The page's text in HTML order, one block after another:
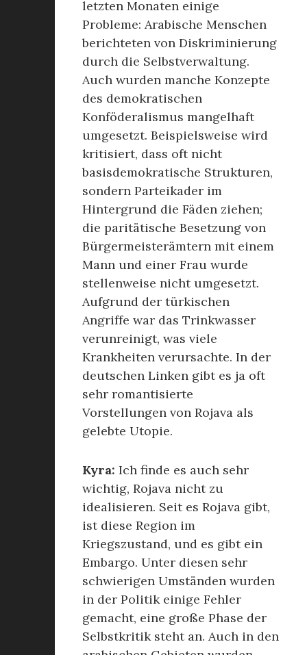
letzten Monaten einige
Probleme: Arabische Menschen
berichteten von Diskriminierung
durch die Selbstverwaltung.
Auch wurden manche Konzepte
des demokratischen
Konföderalismus mangelhaft
umgesetzt. Beispielsweise wird
kritisiert, dass oft nicht
basisdemokratische Strukturen,
sondern Parteikader im
Hintergrund die Fäden ziehen;
die paritätische Besetzung von
Bürgermeisterämtern mit einem
Mann und einer Frau wurde
stellenweise nicht umgesetzt.
Aufgrund der türkischen
Angriffe war das Trinkwasser
verunreinigt, was viele
Krankheiten verursachte. In der
deutschen Linken gibt es ja oft
sehr romantisierte
Vorstellungen von Rojava als
gelebte Utopie.
Kyra: Ich finde es auch sehr
wichtig, Rojava nicht zu
idealisieren. Seit es Rojava gibt,
ist diese Region im
Kriegszustand, und es gibt ein
Embargo. Unter diesen sehr
schwierigen Umständen wurden
in der Politik einige Fehler
gemacht, eine große Phase der
Selbstkritik steht an. Auch in den